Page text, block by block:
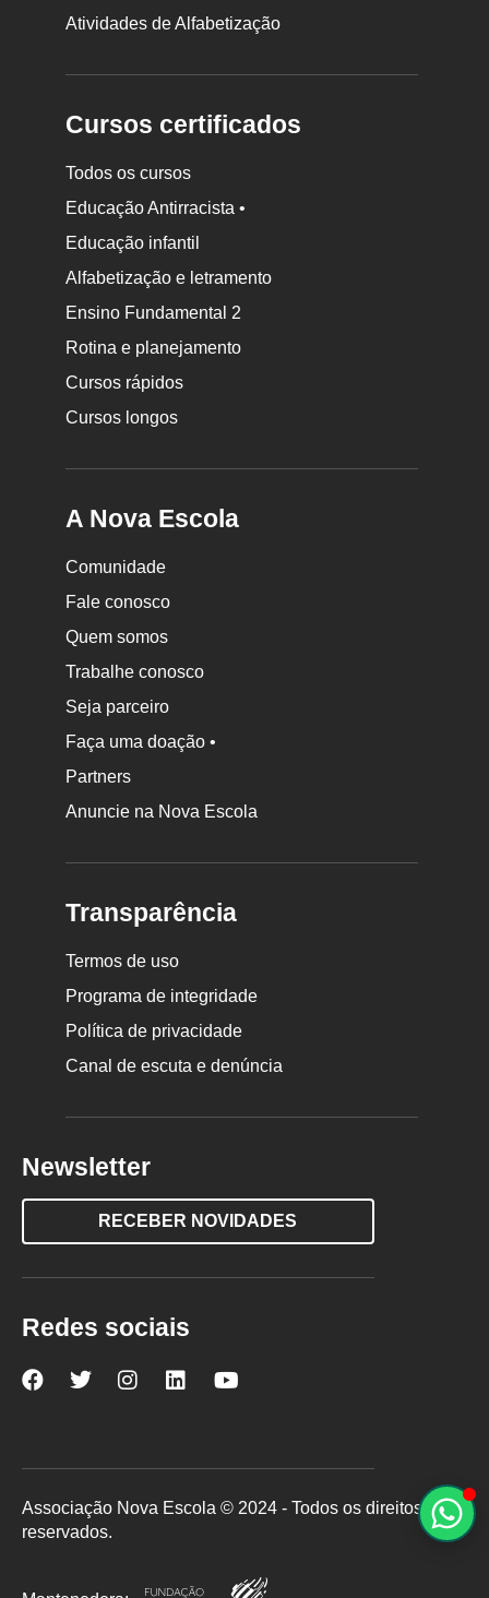
Atividades de Alfabetização
Cursos certificados
Todos os cursos
Educação Antirracista •
Educação infantil
Alfabetização e letramento
Ensino Fundamental 2
Rotina e planejamento
Cursos rápidos
Cursos longos
A Nova Escola
Comunidade
Fale conosco
Quem somos
Trabalhe conosco
Seja parceiro
Faça uma doação •
Partners
Anuncie na Nova Escola
Transparência
Termos de uso
Programa de integridade
Política de privacidade
Canal de escuta e denúncia
Newsletter
RECEBER NOVIDADES
Redes sociais
Nova
Facebook
Nova
Twitter
Nova
Instagram
Nova
LinkedInYouTube
Associação Nova Escola © 2024 - Todos os direitos
reservados.